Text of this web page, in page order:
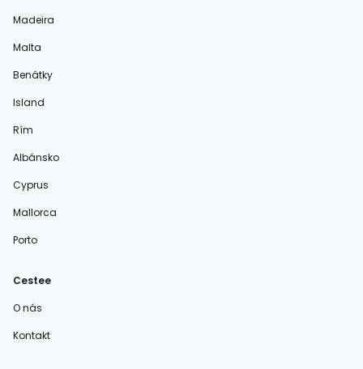
Madeira
Malta
Benátky
Island
Rím
Albánsko
Cyprus
Mallorca
Porto
Cestee
O nás
Kontakt